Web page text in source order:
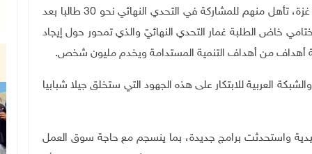
الضفة الغربية، ومن جامعتي الأقصى والأزهر من قطاع غزة، تأهل منهم للمشاركة في التحدي النهائي نحو 30 طالبا بعد
خاض الطلبة غمار التحدي النهائيّ والذي تمحور حول إيجاد
أهداف من أهداف التنمية المستدامة ويخدم مليون شخص.
العربية للابتكار على هذه الجهود التي ستخلق جيلا شبابيا
واستحدثت برامج جديدة، بما ينسجم مع حاجة سوق العمل